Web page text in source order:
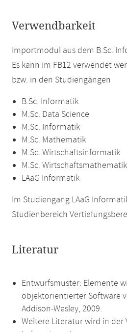
Verwendbarkeit
Importmodul aus dem B.Sc.
Es kann im FB12 verwendet
bzw. in den Studiengängen
B.Sc. Informatik
M.Sc. Data Science
M.Sc. Informatik
M.Sc. Mathematik
M.Sc. Wirtschaftsinformatik
M.Sc. Wirtschaftsmathematik
LAaG Informatik
Im Studiengang LAaG
Studienbereich
Literatur
Entwurfsmuster: Elemente
objektorientierter Software
Addison-Wesley, 2009.
Weitere Literatur wird in der